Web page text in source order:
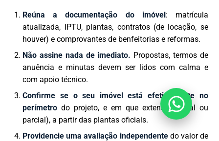
Reúna a documentação do imóvel: matrícula
atualizada, IPTU, plantas, contratos (de locação, se
houver) e comprovantes de benfeitorias e reformas.
Não assine nada de imediato. Propostas, termos de
anuência e minutas devem ser lidos com calma e
com apoio técnico.
Confirme se o seu imóvel está efetivamente no
perímetro do projeto, e em que extensão (total ou
parcial), a partir das plantas oficiais.
Providencie uma avaliação independentedo valor de